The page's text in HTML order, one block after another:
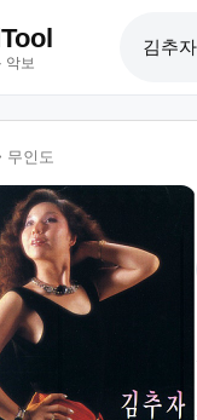
악보
무인도